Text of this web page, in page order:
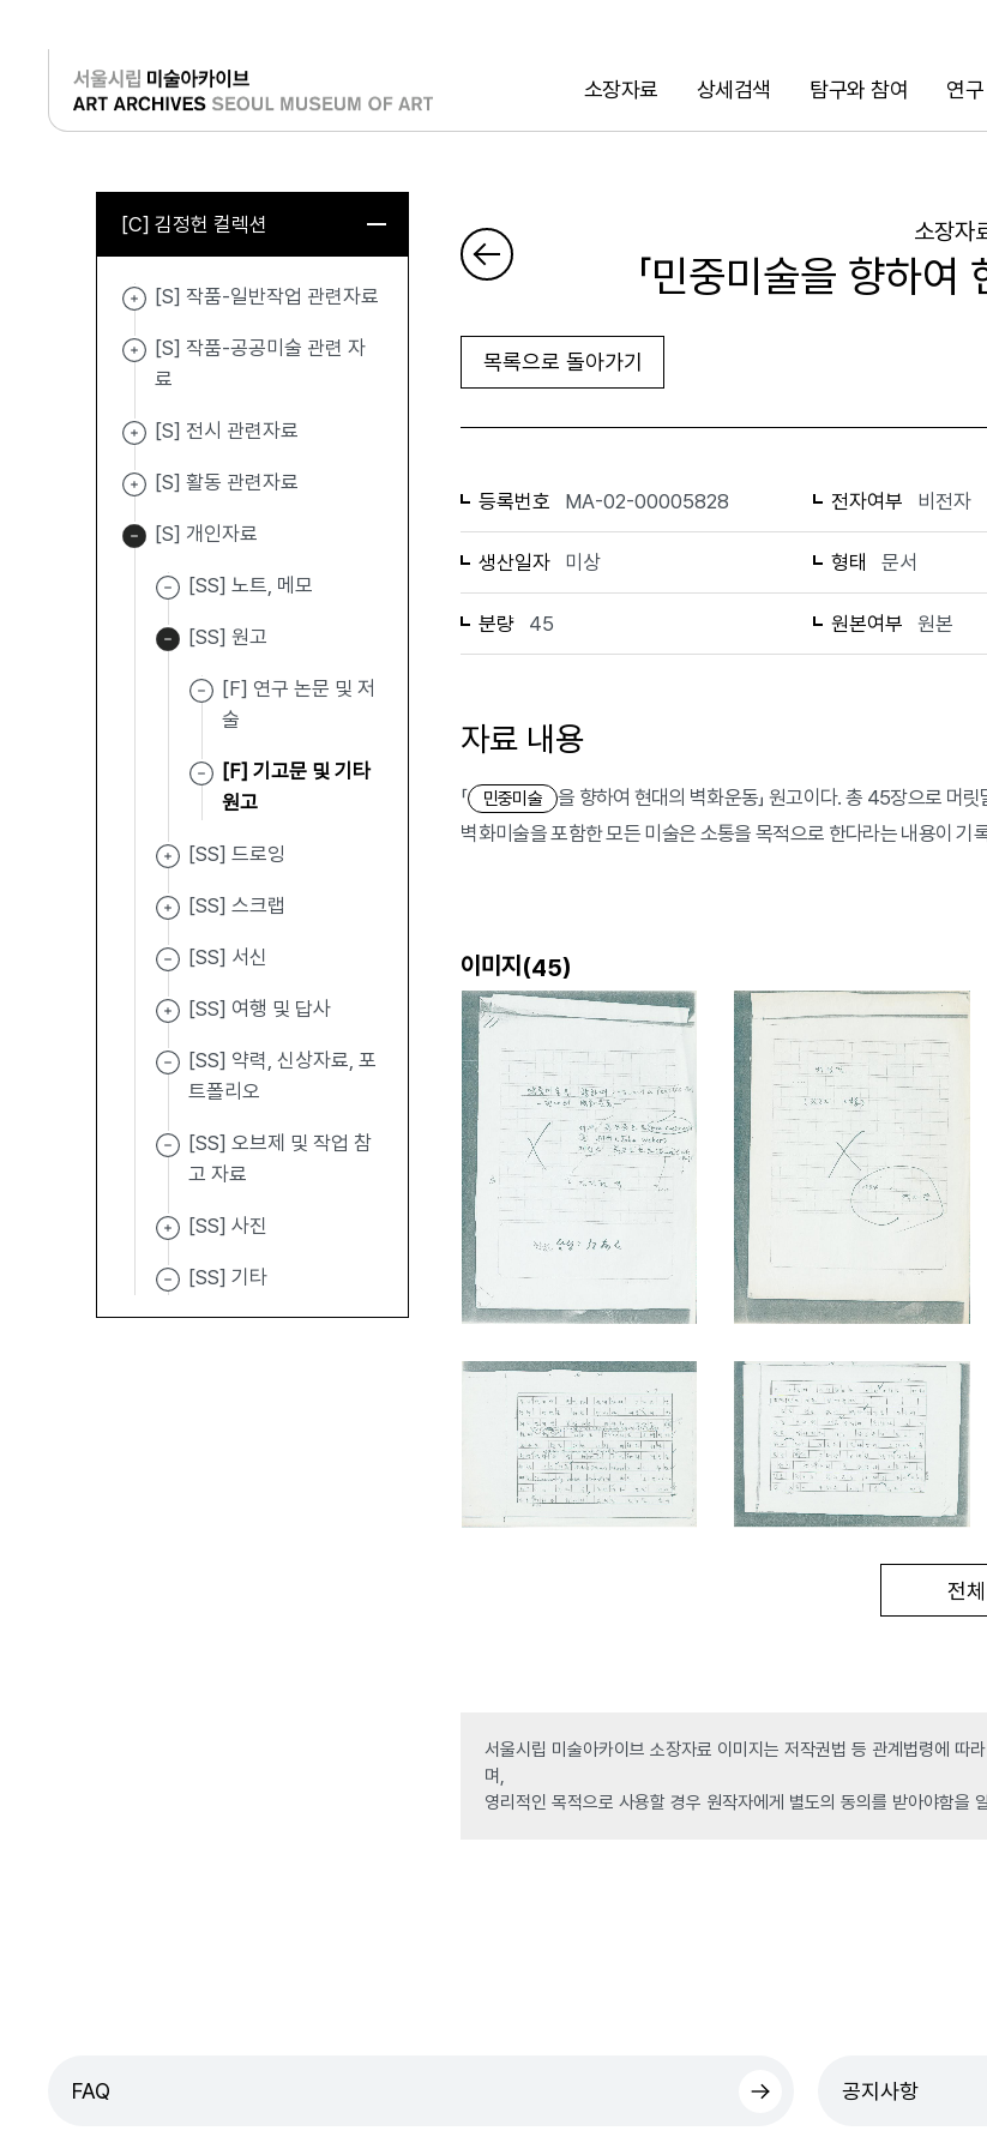
소장자료 상세검색 탐구와 참여 연구
검색
로그인
[C] 김정헌 컬렉션
[S] 작품-일반작업 관련자료
[S] 작품-공공미술 관련 자
료
[S] 전시 관련자료
[S] 활동 관련자료
[S] 개인자료
[SS] 노트, 메모
[SS] 원고
[F] 연구 논문 및 저
술
[F] 기고문 및 기타
원고
[SS] 드로잉
[SS] 스크랩
[SS] 서신
[SS] 여행 및 답사
[SS] 약력, 신상자료, 포
트폴리오
[SS] 오브제 및 작업 참
고 자료
[SS] 사진
[SS] 기타
소장자
「민중미술을 향하여
목록으로 돌아가기
등록번호 MA-02-00005828 전자여부 비전자
생산일자 미상 형태 문서
분량 45 원본여부 원본
자료 내용
「 민중미술
을 향하여 현대의 벽화운동」 원고이다. 총 45장으로 머
벽화미술을 포함한 모든 미술은 소통을 목적으로 한다라는 내용이 기
이미지(45)
전
서울시립 미술아카이브 소장자료 이미지는 저작권법 등 관계법령에 따
며,
영리적인 목적으로 사용할 경우 원작자에게 별도의 동의를 받아야함을
FAQ 공지사항